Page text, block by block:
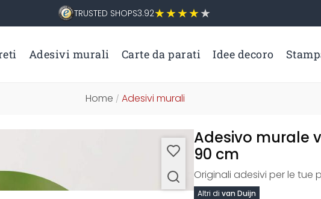
TRUSTED SHOPS3.92
Adesivi murali Carte da parati Idee decoro
Home / Adesivi murali
Adesivo murale
90 cm
Originali adesivi per le tue
Altri di van Duijn